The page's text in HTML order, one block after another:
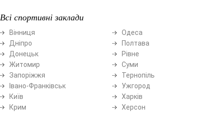
Всі спортивні заклади
Вінниця
Дніпро
Донецьк
Житомир
Запоріжжя
Івано-Франківськ
Київ
Крим
Одеса
Полтава
Рівне
Суми
Тернопіль
Ужгород
Харків
Херсон